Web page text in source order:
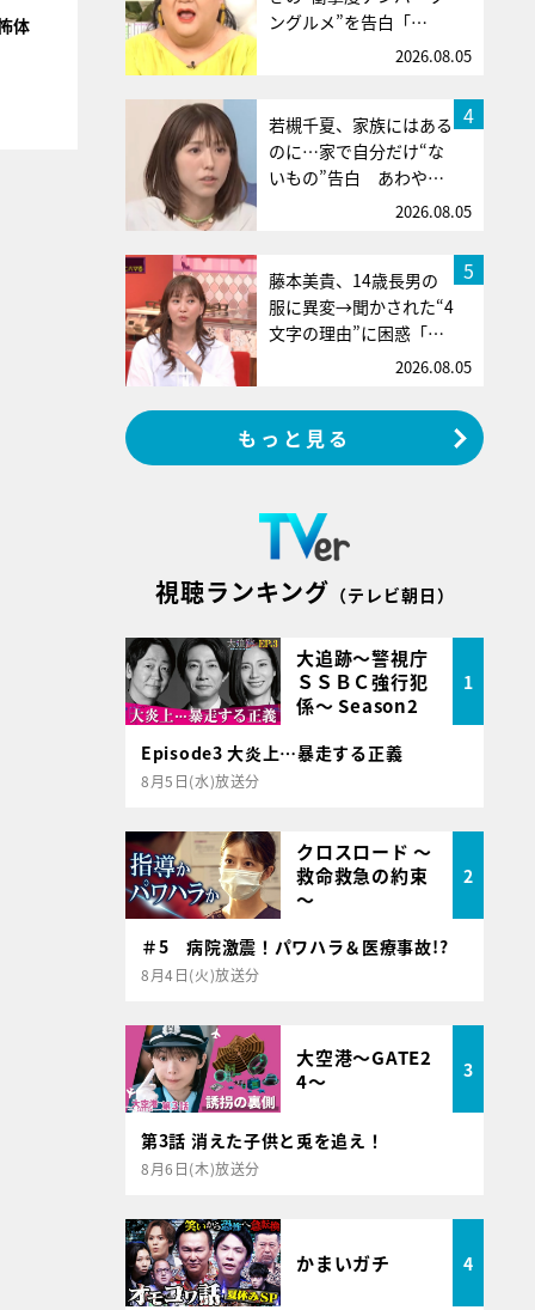
体
ングルメ”を告白「…
2026.08.05
4
若槻千夏、家族にはある
のに…家で自分だけ“な
いもの”告白 あわや…
2026.08.05
5
藤本美貴、14歳長男の
服に異変→聞かされた“4
文字の理由”に困惑「…
2026.08.05
もっと見る
視聴ランキング （テレビ朝日）
大追跡～警視庁
ＳＳＢＣ強行犯
係～ Season2
1
Episode3 大炎上…暴走する正義
8月5日(水)放送分
クロスロード ～
救命救急の約束
～
2
＃5 病院激震！パワハラ＆医療事故!?
8月4日(火)放送分
大空港～GATE2
4～
3
第3話 消えた子供と兎を追え！
8月6日(木)放送分
かまいガチ 4